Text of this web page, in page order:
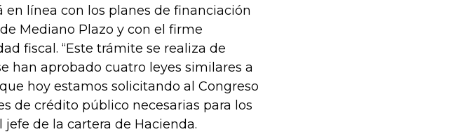
línea con los planes de financiación
Mediano Plazo y con el firme
fiscal. “Este trámite se realiza de
han aprobado cuatro leyes similares a
hoy estamos solicitando al Congreso
de crédito público necesarias para los
de la cartera de Hacienda.